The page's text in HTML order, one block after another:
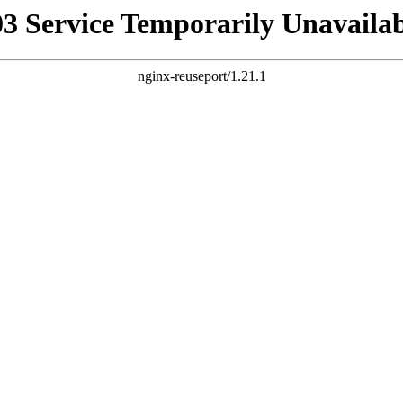
Service Temporarily
nginx-reuseport/1.21.1